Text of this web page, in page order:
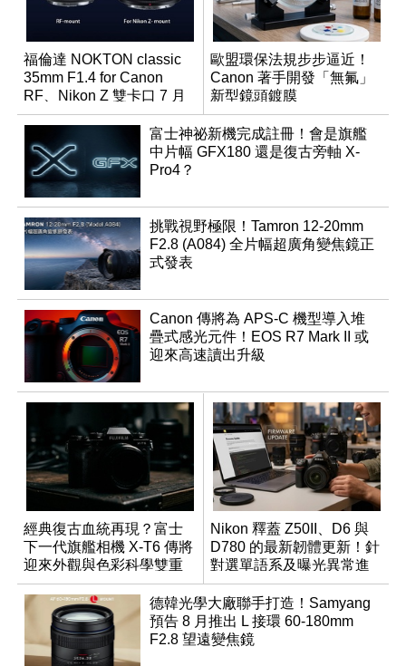
福倫達 NOKTON classic
35mm F1.4 for Canon
RF、Nikon Z 雙卡口 7 月
同步登台
歐盟環保法規步步逼近！
Canon 著手開發「無氟」
新型鏡頭鍍膜
富士神祕新機完成註冊！會是旗艦
中片幅 GFX180 還是復古旁軸 X-
Pro4？
挑戰視野極限！Tamron 12-20mm
F2.8 (A084) 全片幅超廣角變焦鏡正
式發表
Canon 傳將為 APS-C 機型導入堆
疊式感光元件！EOS R7 Mark II 或
迎來高速讀出升級
經典復古血統再現？富士
下一代旗艦相機 X-T6 傳將
迎來外觀與色彩科學雙重
優化
Nikon 釋蓋 Z50II、D6 與
D780 的最新韌體更新！針
對選單語系及曝光異常進
行修復
德韓光學大廠聯手打造！Samyang
預告 8 月推出 L 接環 60-180mm
F2.8 望遠變焦鏡